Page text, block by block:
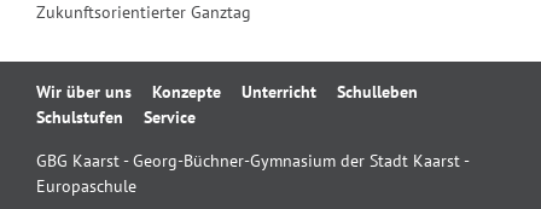
Zukunftsorientierter Ganztag
Navigation
überspringen
Wir über uns Konzepte Unterricht
Schulleben
Schulstufen
Service
GBG Kaarst - Georg-Büchner-Gymnasium der Stadt Kaarst -
Europaschule